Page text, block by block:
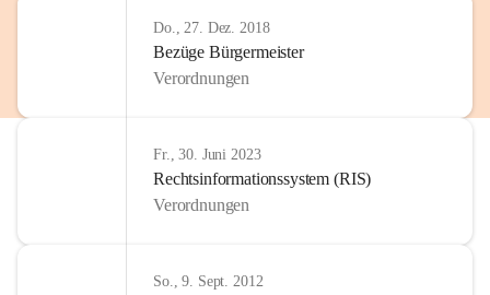
Do., 27. Dez. 2018
Bezüge Bürgermeister
Verordnungen
Fr., 30. Juni 2023
Rechtsinformationssystem (RIS)
Verordnungen
So., 9. Sept. 2012